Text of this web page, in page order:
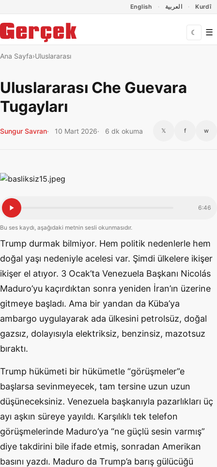
English العربية Kurdî
☾ ☰
Ana Sayfa Uluslararası
Uluslararası Che Guevara
Tugayları
Sungur Savran 10 Mart 2026 6 dk okuma 𝕏 f w
6:46
Bu ses kaydı, aşağıdaki metnin sesli okunmasıdır.
Trump durmak bilmiyor. Hem politik nedenlerle hem
doğal yaşı nedeniyle acelesi var. Şimdi ülkelere ikişer
ikişer el atıyor. 3 Ocak’ta Venezuela Başkanı Nicolás
Maduro’yu kaçırdıktan sonra yeniden İran’ın üzerine
gitmeye başladı. Ama bir yandan da Küba’ya
ambargo uygulayarak ada ülkesini petrolsüz, doğal
gazsız, dolayısıyla elektriksiz, benzinsiz, mazotsuz
bıraktı.
Trump hükümeti bir hükümetle “görüşmeler”e
başlarsa sevinmeyecek, tam tersine uzun uzun
düşüneceksiniz. Venezuela başkanıyla pazarlıkları üç
ayı aşkın süreye yayıldı. Karşılıklı tek telefon
görüşmelerinde Maduro’ya “ne güçlü sesin varmış”
diye takdirini bile ifade etmiş, sonradan Amerikan
basını yazdı. Maduro da Trump’a barış gülücüğü